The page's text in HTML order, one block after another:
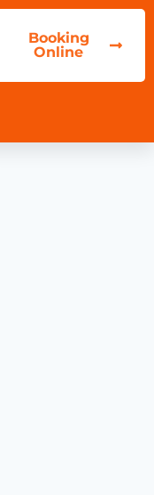
Booking
Online